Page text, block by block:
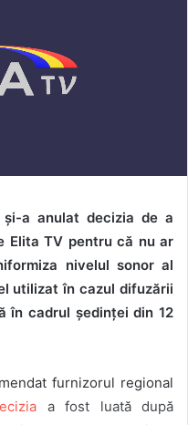
și-a anulat decizia de a
Elita TV pentru că nu ar
nivelul sonor al
utilizat în cazul difuzării
în cadrul ședinței din 12
furnizorul regional
a fost luată după